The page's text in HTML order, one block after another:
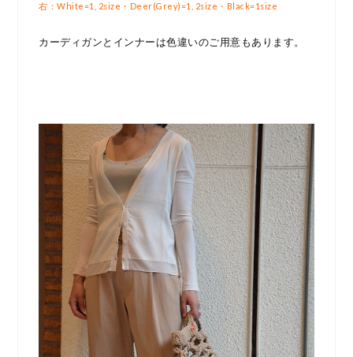
右：White=1, 2size・Deer(Grey)=1, 2size・Black=1size
カーディガンとインナーは色違いのご用意もあります。